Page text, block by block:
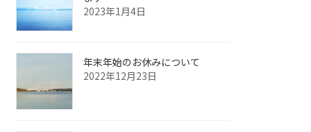
2023年1月4日
年末年始のお休みについて
2022年12月23日